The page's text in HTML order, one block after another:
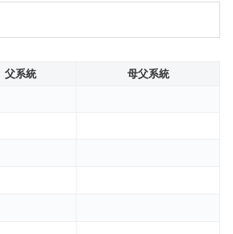
父系統 母父系統